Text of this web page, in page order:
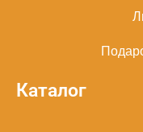
Каталог